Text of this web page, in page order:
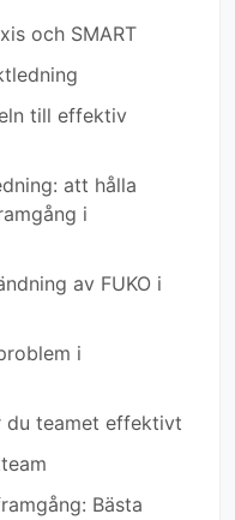
och SMART
till effektiv
att hålla
i
av FUKO i
i
du teamet effektivt
Bästa